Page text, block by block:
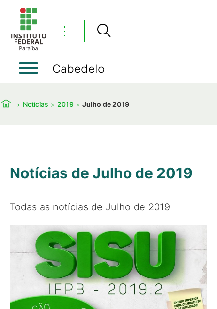
⋮
Cabedelo
Notícias 2019 Julho de 2019
Notícias de Julho de 2019
Todas as notícias de Julho de 2019